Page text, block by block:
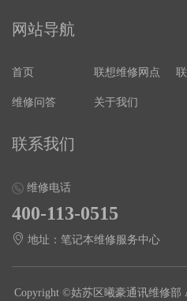
网站导航
首页 联想维修网点
维修问答 关于我们
联系我们
维修电话
400-113-0515
地址：笔记本维修服务中心
Copyright ©姑苏区曦豪通讯维修部